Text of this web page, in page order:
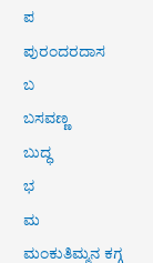
ಪ
ಪುರಂದರದಾಸ
ಬ
ಬಸವಣ್ಣ
ಬುದ್ಧ
ಭ
ಮ
ಮಂಕುತಿಮ್ಮನ ಕಗ್ಗ